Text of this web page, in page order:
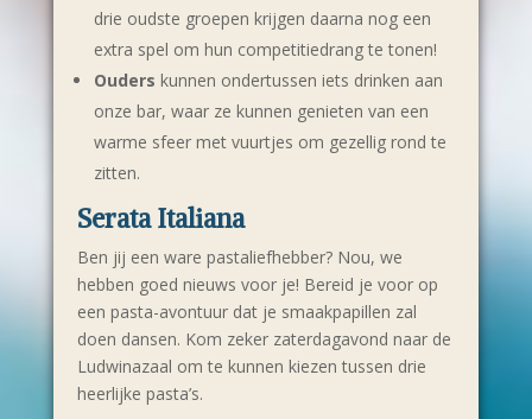
drie oudste groepen krijgen daarna nog een
extra spel om hun competitiedrang te tonen!
Ouders kunnen ondertussen iets drinken aan
onze bar, waar ze kunnen genieten van een
warme sfeer met vuurtjes om gezellig rond te
zitten.
Serata Italiana
Ben jij een ware pastaliefhebber? Nou, we
hebben goed nieuws voor je! Bereid je voor op
een pasta-avontuur dat je smaakpapillen zal
doen dansen. Kom zeker zaterdagavond naar de
Ludwinazaal om te kunnen kiezen tussen drie
heerlijke pasta’s.